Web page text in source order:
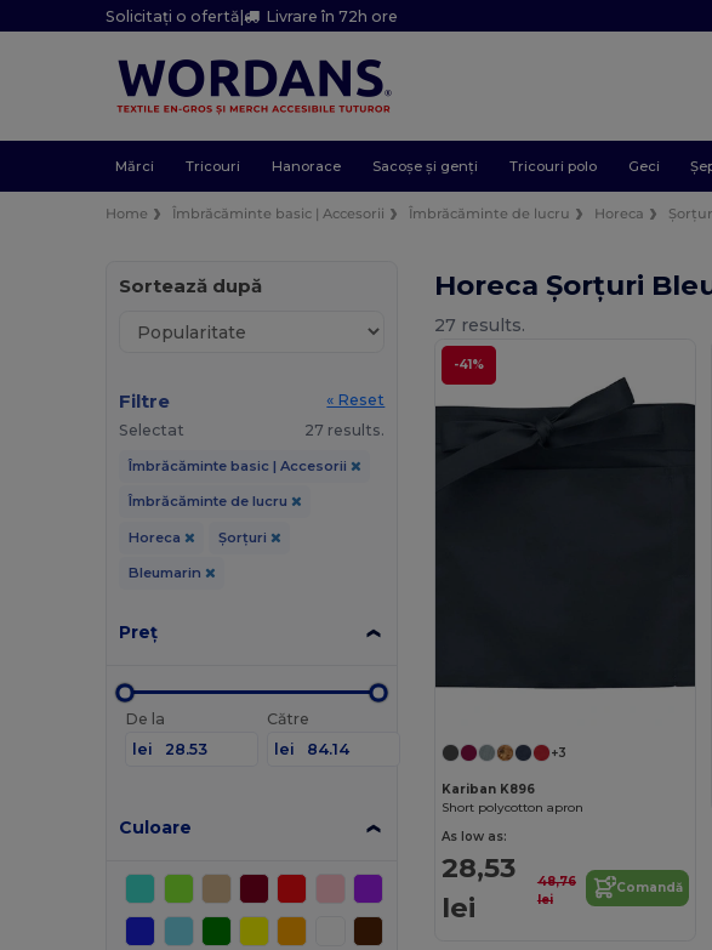
Solicitați o ofertă| Livrare în 72h ore
Mărci Tricouri Hanorace Sacoșe și genți Tricouri polo Geci
Home Îmbrăcăminte basic | Accesorii Îmbrăcăminte de lucru Horeca
Sortează după
Filtre
« Reset
Selectat
27 results.
Îmbrăcăminte basic | Accesorii
Îmbrăcăminte de lucru
Horeca Șorțuri
Bleumarin
Preț
De la
lei
Către
lei
Culoare
Horeca Șorțuri
27 results.
-41%
+3
Kariban K896
Short polycotton apron
As low as:
28,53
lei
48,76
lei
Comandă